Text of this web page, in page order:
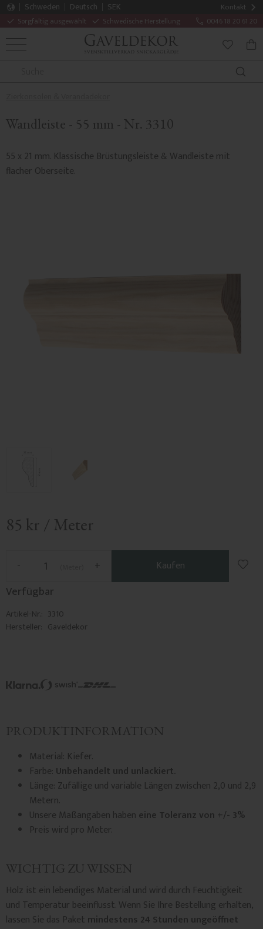
Kontakt
Sorgfältig ausgewählt Schwedische Herstellung 0046 18 20 61 20
Schweden Deutsch
SEK
MENÜ
Wandleiste - 55 mm - Nr. 3310
55 x 21 mm. Klassische Brüstungsleiste & Wandleiste mit
flacher Oberseite.
85 kr / Meter
+
- Kaufen
Zu
Verfügbar
Artikel-Nr.
3310
Hersteller Gaveldekor
PRODUKTINFORMATION
Material: Kiefer.
Farbe: Unbehandelt und unlackiert.
Länge: Zufällige und variable Längen zwischen 2,0 und 2,9
Metern.
Unsere Maßangaben haben eine Toleranz von +/- 3%
Preis wird pro Meter.
WICHTIG ZU WISSEN
Holz ist ein lebendiges Material und wird durch Feuchtigkeit
und Temperatur beeinflusst. Wenn Sie Ihre Bestellung erhalten,
lassen Sie das Paket mindestens 24 Stunden ungeöffnet